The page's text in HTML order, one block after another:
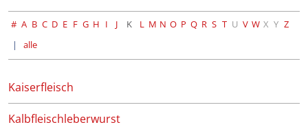
# A B C D E F G H I J K L M N O P Q R S T U V W X Y Z
alle
Kaiserfleisch
Kalbfleischleberwurst